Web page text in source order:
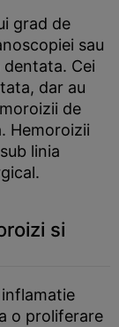
grad de
sau
dentata. Cei
dar au
de
Hemoroizii
linia
si
o proliferare